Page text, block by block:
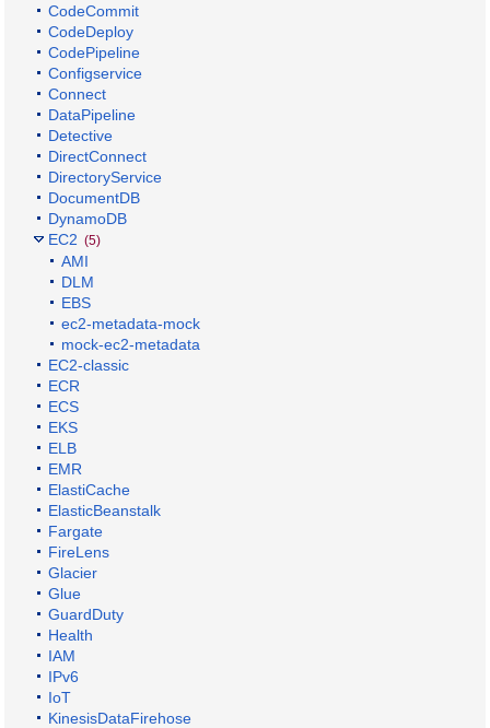
CodeCommit
CodeDeploy
CodePipeline
Configservice
Connect
DataPipeline
Detective
DirectConnect
DirectoryService
DocumentDB
DynamoDB
EC2 (5)
AMI
DLM
EBS
ec2-metadata-mock
mock-ec2-metadata
EC2-classic
ECR
ECS
EKS
ELB
EMR
ElastiCache
ElasticBeanstalk
Fargate
FireLens
Glacier
Glue
GuardDuty
Health
IAM
IPv6
IoT
KinesisDataFirehose